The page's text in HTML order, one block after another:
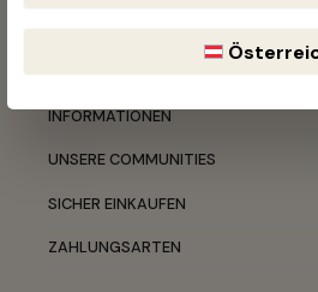
VINOSPIRIT
KUNDENSERVICE
INFORMATIONEN
UNSERE COMMUNITIES
SICHER EINKAUFEN
ZAHLUNGSARTEN